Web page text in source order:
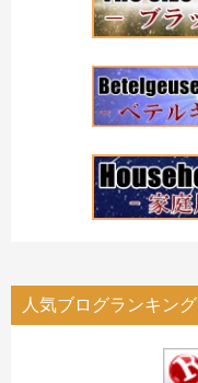
人気ブログランキング